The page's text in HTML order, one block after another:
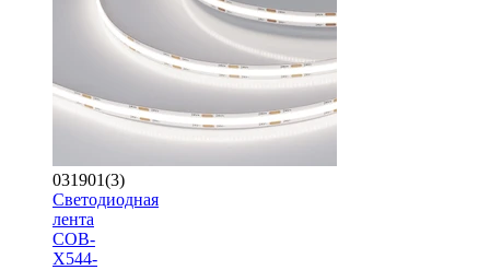
031901(3)
Светодиодная
лента
COB-
X544-